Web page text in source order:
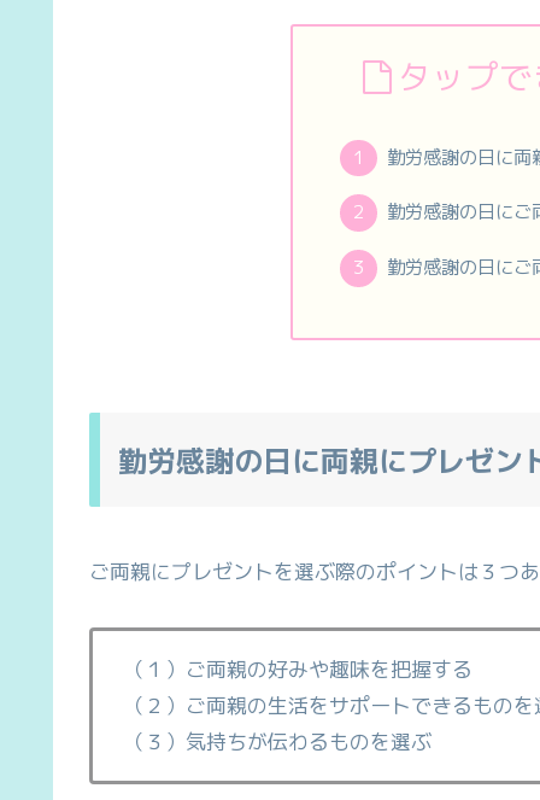
タップ
勤労感謝の日に両
勤労感謝の日にご
勤労感謝の日にご
勤労感謝の日に両親にプレゼン
ご両親にプレゼントを選ぶ際のポイントは３つ
（１）ご両親の好みや趣味を把握する
（２）ご両親の生活をサポートできるものを
（３）気持ちが伝わるものを選ぶ